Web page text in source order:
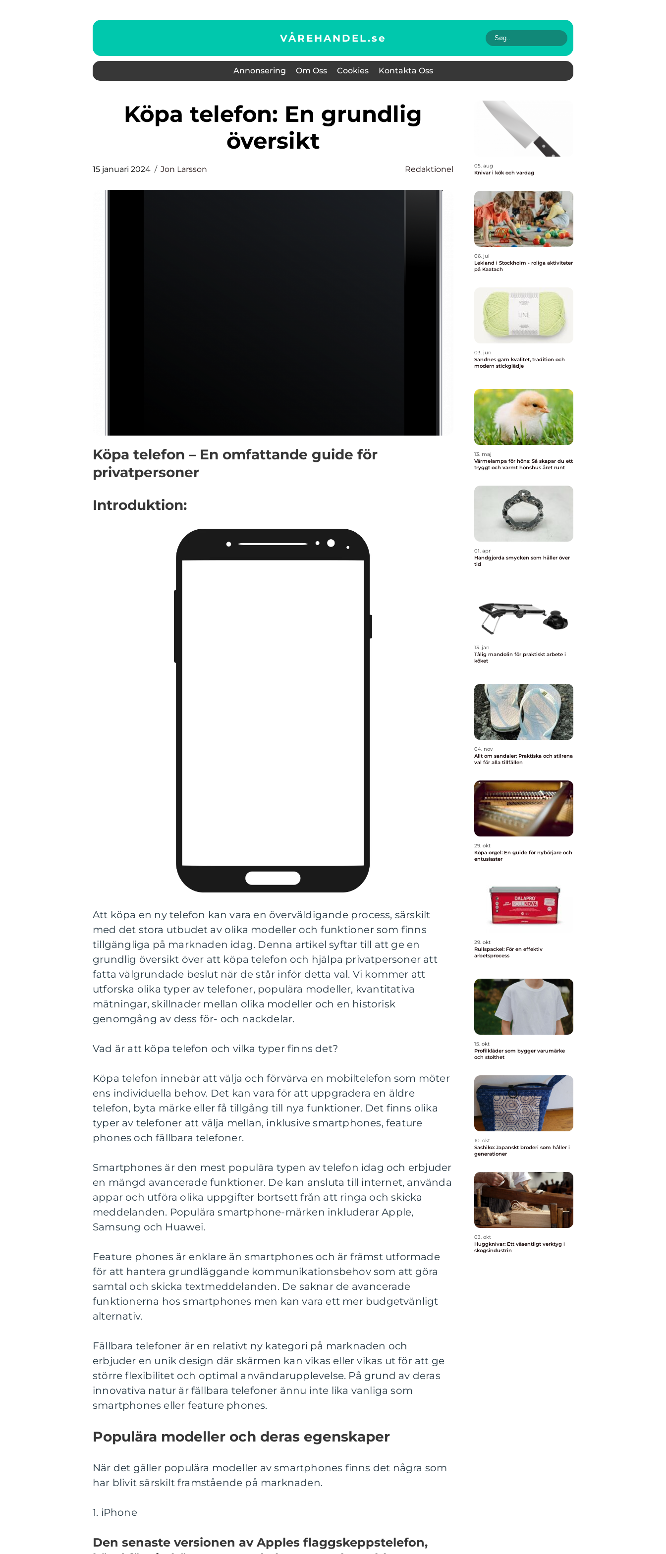
VÅREHANDEL.se
Annonsering Om Oss Cookies Kontakta Oss
Köpa telefon: En grundlig
översikt
15 januari 2024 Jon Larsson Redaktionel
Köpa telefon – En omfattande guide för
privatpersoner
Introduktion:
Att köpa en ny telefon kan vara en överväldigande process, särskilt
med det stora utbudet av olika modeller och funktioner som finns
tillgängliga på marknaden idag. Denna artikel syftar till att ge en
grundlig översikt över att köpa telefon och hjälpa privatpersoner att
fatta välgrundade beslut när de står inför detta val. Vi kommer att
utforska olika typer av telefoner, populära modeller, kvantitativa
mätningar, skillnader mellan olika modeller och en historisk
genomgång av dess för- och nackdelar.
Vad är att köpa telefon och vilka typer finns det?
Köpa telefon innebär att välja och förvärva en mobiltelefon som möter
ens individuella behov. Det kan vara för att uppgradera en äldre
telefon, byta märke eller få tillgång till nya funktioner. Det finns olika
typer av telefoner att välja mellan, inklusive smartphones, feature
phones och fällbara telefoner.
Smartphones är den mest populära typen av telefon idag och erbjuder
en mängd avancerade funktioner. De kan ansluta till internet, använda
appar och utföra olika uppgifter bortsett från att ringa och skicka
meddelanden. Populära smartphone-märken inkluderar Apple,
Samsung och Huawei.
Feature phones är enklare än smartphones och är främst utformade
för att hantera grundläggande kommunikationsbehov som att göra
samtal och skicka textmeddelanden. De saknar de avancerade
funktionerna hos smartphones men kan vara ett mer budgetvänligt
alternativ.
Fällbara telefoner är en relativt ny kategori på marknaden och
erbjuder en unik design där skärmen kan vikas eller vikas ut för att ge
större flexibilitet och optimal användarupplevelse. På grund av deras
innovativa natur är fällbara telefoner ännu inte lika vanliga som
smartphones eller feature phones.
Populära modeller och deras egenskaper
När det gäller populära modeller av smartphones finns det några som
har blivit särskilt framstående på marknaden.
1. iPhone
Den senaste versionen av Apples flaggskeppstelefon,
05. aug
Knivar i kök och vardag
06. jul
Lekland i Stockholm - roliga aktiviteter
på Kaatach
03. jun
Sandnes garn kvalitet, tradition och
modern stickglädje
13. maj
Värmelampa för höns: Så skapar du ett
tryggt och varmt hönshus året runt
01. apr
Handgjorda smycken som håller över
tid
13. jan
Tålig mandolin för praktiskt arbete i
köket
04. nov
Allt om sandaler: Praktiska och stilrena
val för alla tillfällen
29. okt
Köpa orgel: En guide för nybörjare och
entusiaster
29. okt
Rullspackel: För en effektiv
arbetsprocess
15. okt
Profilkläder som bygger varumärke
och stolthet
10. okt
Sashiko: Japanskt broderi som håller i
generationer
03. okt
Huggknivar: Ett väsentligt verktyg i
skogsindustrin